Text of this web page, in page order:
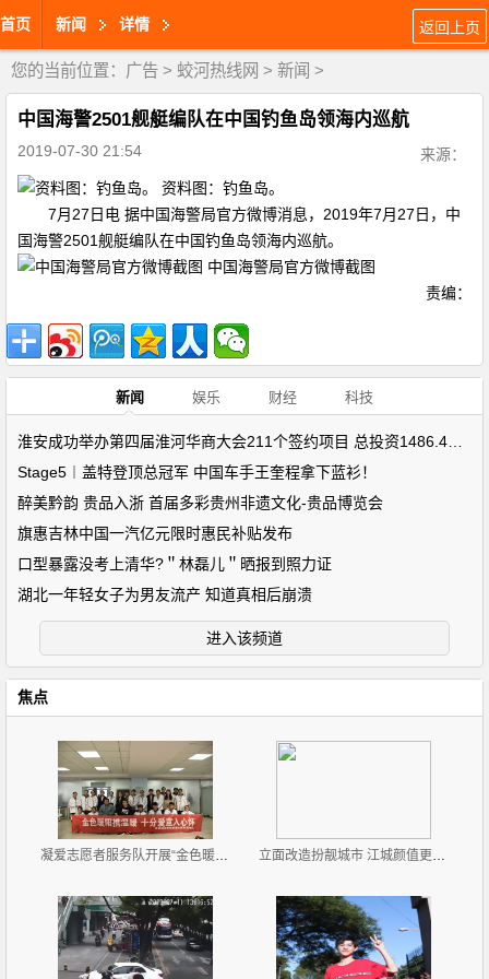
首页 新闻 详情 返回上页
您的当前位置： 广告 > 蛟河热线网 > 新闻 >
中国海警2501舰艇编队在中国钓鱼岛领海内巡航
2019-07-30 21:54
来源：
资料图：钓鱼岛。
7月27日电 据中国海警局官方微博消息，2019年7月27日，中
国海警2501舰艇编队在中国钓鱼岛领海内巡航。 ​​​​
中国海警局官方微博截图
责编：
新闻 娱乐 财经 科技
Stage5︱盖特登顶总冠军 中国车手王奎程拿下蓝衫！
醉美黔韵 贵品入浙 首届多彩贵州非遗文化-贵品博览会
旗惠吉林中国一汽亿元限时惠民补贴发布
口型暴露没考上清华?＂林磊儿＂晒报到照力证
湖北一年轻女子为男友流产 知道真相后崩溃
进入该频道
焦点
凝爱志愿者服务队开展“金色暖秋，爱不残缺”志愿服务 立面改造扮靓城市 江城颜值更高了！